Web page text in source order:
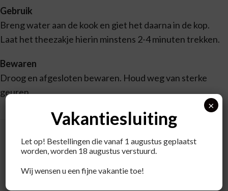
Gebruik
Breng water aan de kook en giet het daarna in de kop.
Laat het theezakje hierin minstens 2-4 minuten trekken.
Bewaren
Droog en afgesloten bewaren. Houd weg van sterke
geuren.
Recent bekeken producten
Vakantiesluiting
Let op! Bestellingen die vanaf 1 augustus geplaatst
worden, worden 18 augustus verstuurd.
Wij wensen u een fijne vakantie toe!
×